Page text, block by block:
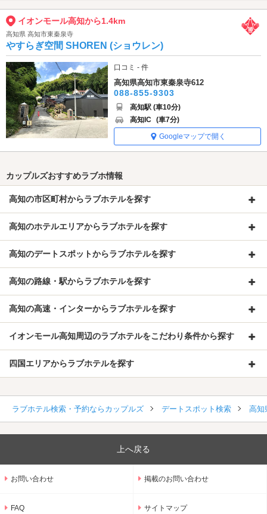
イオンモール高知から1.4km
高知県 高知市東秦泉寺
やすらぎ空間 SHOREN (ショウレン)
口コミ - 件
高知県高知市東秦泉寺612
088-855-9303
高知駅 (車10分)
高知IC (車7分)
Googleマップで開く
カップルズおすすめラブホ情報
高知の市区町村からラブホテルを探す
高知のホテルエリアからラブホテルを探す
高知のデートスポットからラブホテルを探す
高知の路線・駅からラブホテルを探す
高知の高速・インターからラブホテルを探す
イオンモール高知周辺のラブホテルをこだわり条件から探す
四国エリアからラブホテルを探す
ラブホテル検索・予約ならカップルズ デートスポット検索 高知
上へ戻る
お問い合わせ 掲載のお問い合わせ
FAQ サイトマップ